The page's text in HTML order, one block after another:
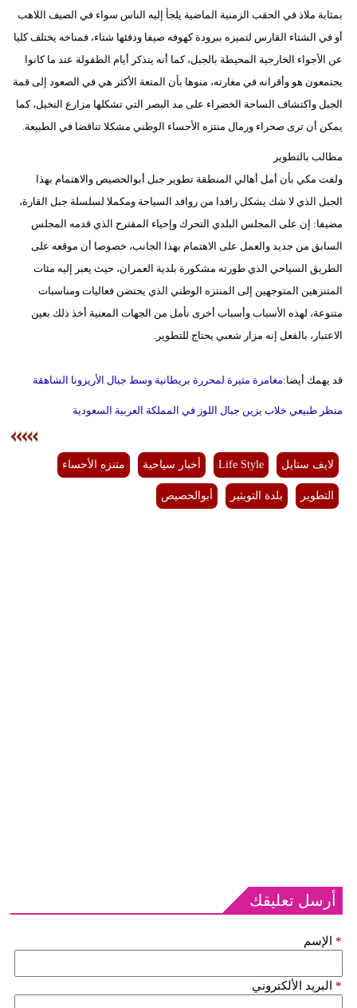
بمثابة ملاذ في الحقب الزمنية الماضية يلجأ إليه الناس سواء في الصيف اللاهب
أو في الشتاء القارس لتميزه ببرودة كهوفه صيفا ودفئها شتاء، فمناخه يختلف كليا
عن الأجواء الخارجية المحيطة بالجبل، كما أنه يتذكر أيام الطفولة عند ما كانوا
يجتمعون هو وأقرانه في مغارته، منوها بأن المتعة الأكثر هي في الصعود إلى قمة
الجبل واكتشاف الساحة الخضراء على مد البصر التي تشكلها مزارع النخيل، كما
يمكن أن ترى صحراء ورمال منتزه الأحساء الوطني مشكلا تناقضا في الطبيعة.
مطالب بالتطوير
ولفت مكي بأن أمل أهالي المنطقة تطوير جبل أبوالحصيص والاهتمام بهذا
الجبل الذي لا شك يشكل رافدا من روافد السياحة ومكملا لسلسلة جبل القارة،
مضيفا: إن على المجلس البلدي التحرك وإحياء المقترح الذي قدمه المجلس
السابق من جديد والعمل على الاهتمام بهذا الجانب، خصوصا أن موقعه على
الطريق السياحي الذي طورته مشكورة بلدية العمران، حيث يعبر إليه مئات
المتنزهين المتوجهين إلى المنتزه الوطني الذي يحتضن فعاليات ومناسبات
متنوعة، لهذه الأسباب وأسباب أخرى نأمل من الجهات المعنية أخذ ذلك بعين
الاعتبار، بالفعل إنه مزار شعبي يحتاج للتطوير.
قد يهمك أيضا:مغامرة مثيرة لمحررة بريطانية وسط جبال الأريزونا الشاهقة
منظر طبيعي خلاب يزين جبال اللوز في المملكة العربية السعودية
لايف ستايل Life Style أخبار سياحية متنزه الأحساء
التطوير بلدة التويثير أبوالحصيص
أرسل تعليقك
الإسم *
البريد الألكتروني *